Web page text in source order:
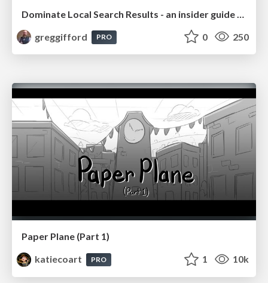
greggifford
PRO 0 250
Paper Plane (Part 1)
katiecoart
PRO 1 10k